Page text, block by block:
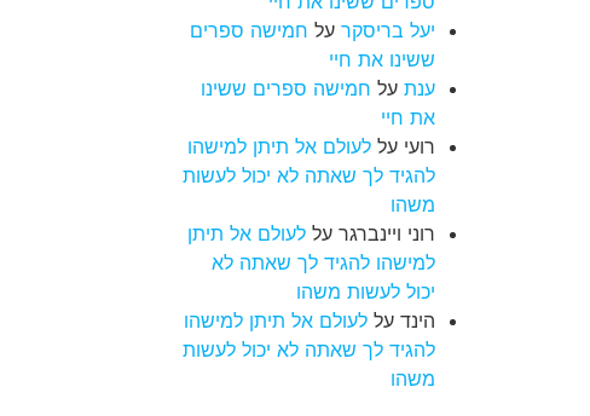
יעל בריסקר על חמישה ספרים
ששינו את חיי
ענת על חמישה ספרים ששינו
את חיי
רועי עללעולם אל תיתן למישהו
להגיד לך שאתה לא יכול לעשות
משהו
רוני ויינברגר עללעולם אל תיתן
למישהו להגיד לך שאתה לא
יכול לעשות משהו
הינד עללעולם אל תיתן למישהו
להגיד לך שאתה לא יכול לעשות
משהו